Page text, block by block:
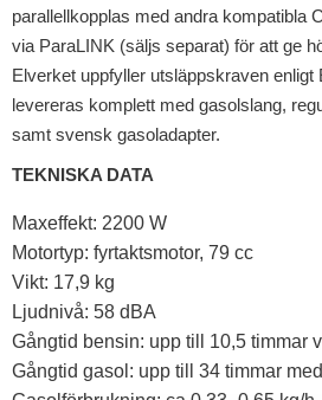
parallellkopplas med andra kompatibla
via ParaLINK (säljs separat) för att ge
Elverket uppfyller utsläppskraven enligt
levereras komplett med gasolslang,
samt svensk gasoladapter.
TEKNISKA DATA
Maxeffekt: 2200 W
Motortyp: fyrtaktsmotor, 79 cc
Vikt: 17,9 kg
Ljudnivå: 58 dBA
Gångtid bensin: upp till 10,5 timmar
Gångtid gasol: upp till 34 timmar